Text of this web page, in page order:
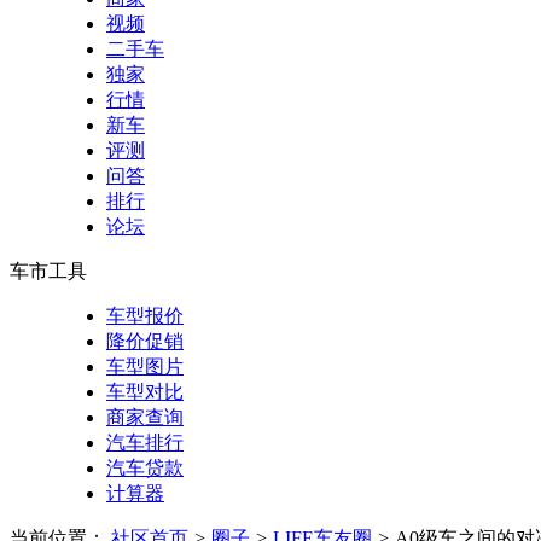
视频
二手车
独家
行情
新车
评测
问答
排行
论坛
车市工具
车型报价
降价促销
车型图片
车型对比
商家查询
汽车排行
汽车贷款
计算器